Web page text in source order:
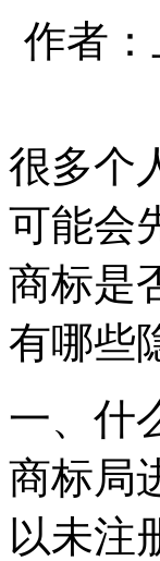
作者
很多个
可能会
商标是
有哪些
一、什
商标局
以未注